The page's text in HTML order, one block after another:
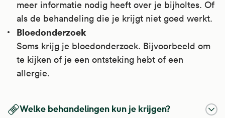
meer informatie nodig heeft over je bijholtes. Of
als de behandeling die je krijgt niet goed werkt.
Bloedonderzoek
Soms krijg je bloedonderzoek. Bijvoorbeeld om
te kijken of je een ontsteking hebt of een
allergie.
Welke behandelingen kun je krijgen?